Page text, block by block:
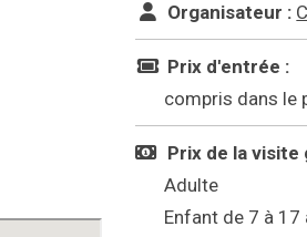
Organisateur :
Prix d'entrée :
compris dans le
Prix de la visite
Adulte
Enfant de 7 à 17